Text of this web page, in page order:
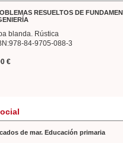
RESUELTOS DE
blanda. Rústica
84-9705-088-3
€
de mar. Educación primaria